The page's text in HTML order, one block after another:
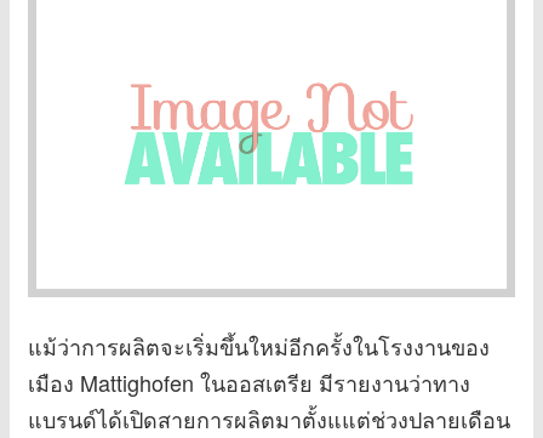
แม้ว่าการผลิตจะเริ่มขึ้นใหม่อีกครั้งในโรงงานของ
เมือง Mattighofen ในออสเตรีย มีรายงานว่าทาง
แบรนด์ได้เปิดสายการผลิตมาตั้งแแต่ช่วงปลายเดือน